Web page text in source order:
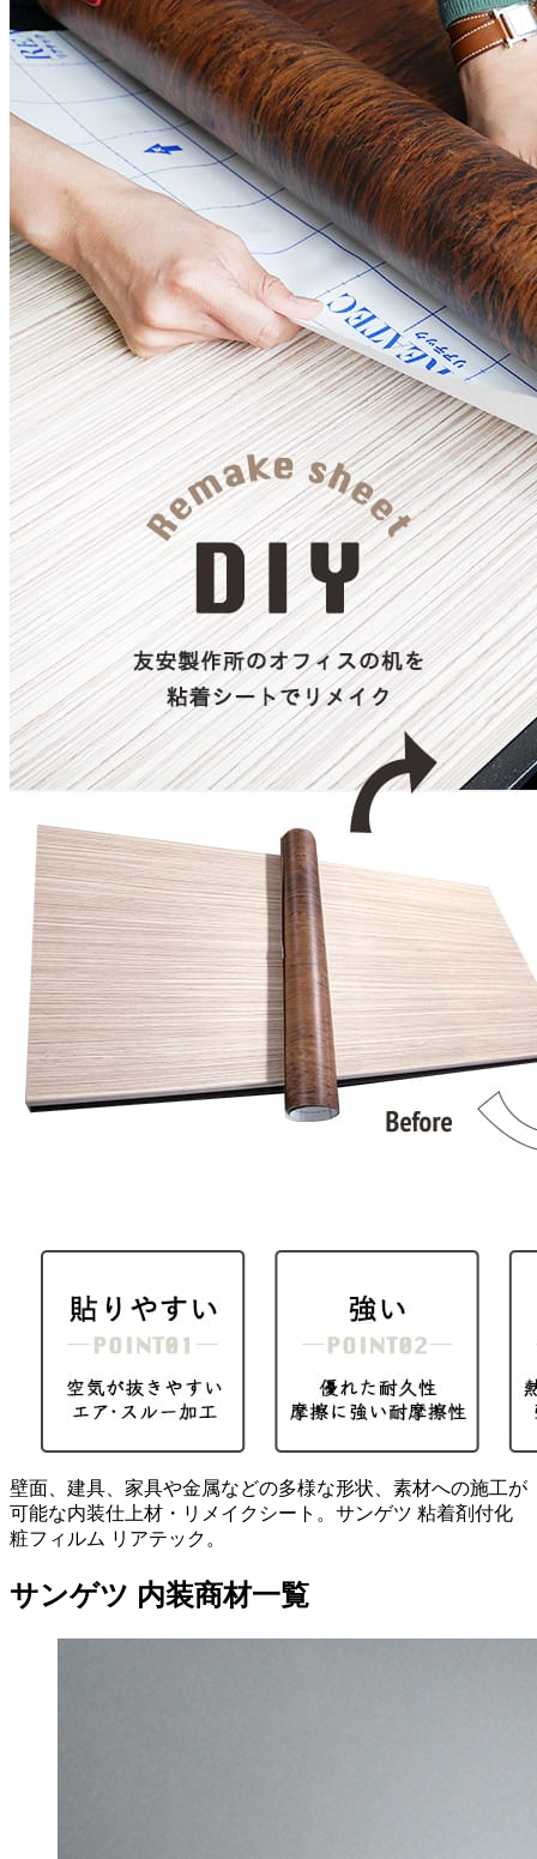
壁面、建具、家具や金属などの多様な形状、素材への施工が
可能な内装仕上材・リメイクシート。サンゲツ 粘着剤付化
粧フィルム リアテック。
サンゲツ 内装商材一覧